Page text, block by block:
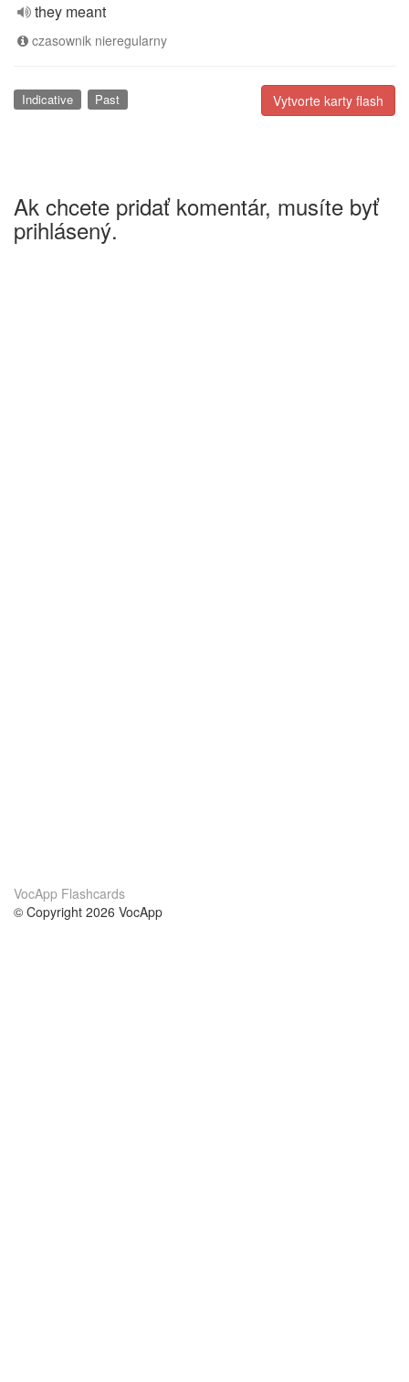
they meant
czasownik nieregularny
Vytvorte karty flash
Indicative Past
Ak chcete pridať komentár, musíte byť
prihlásený.
VocApp Flashcards
© Copyright 2026 VocApp